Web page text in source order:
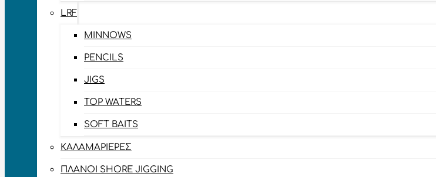
LRF
MINNOWS
PENCILS
JIGS
TOP WATERS
SOFT BAITS
ΚΑΛΑΜΑΡΙΈΡΕΣ
ΠΛΆΝΟΙ SHORE JIGGING